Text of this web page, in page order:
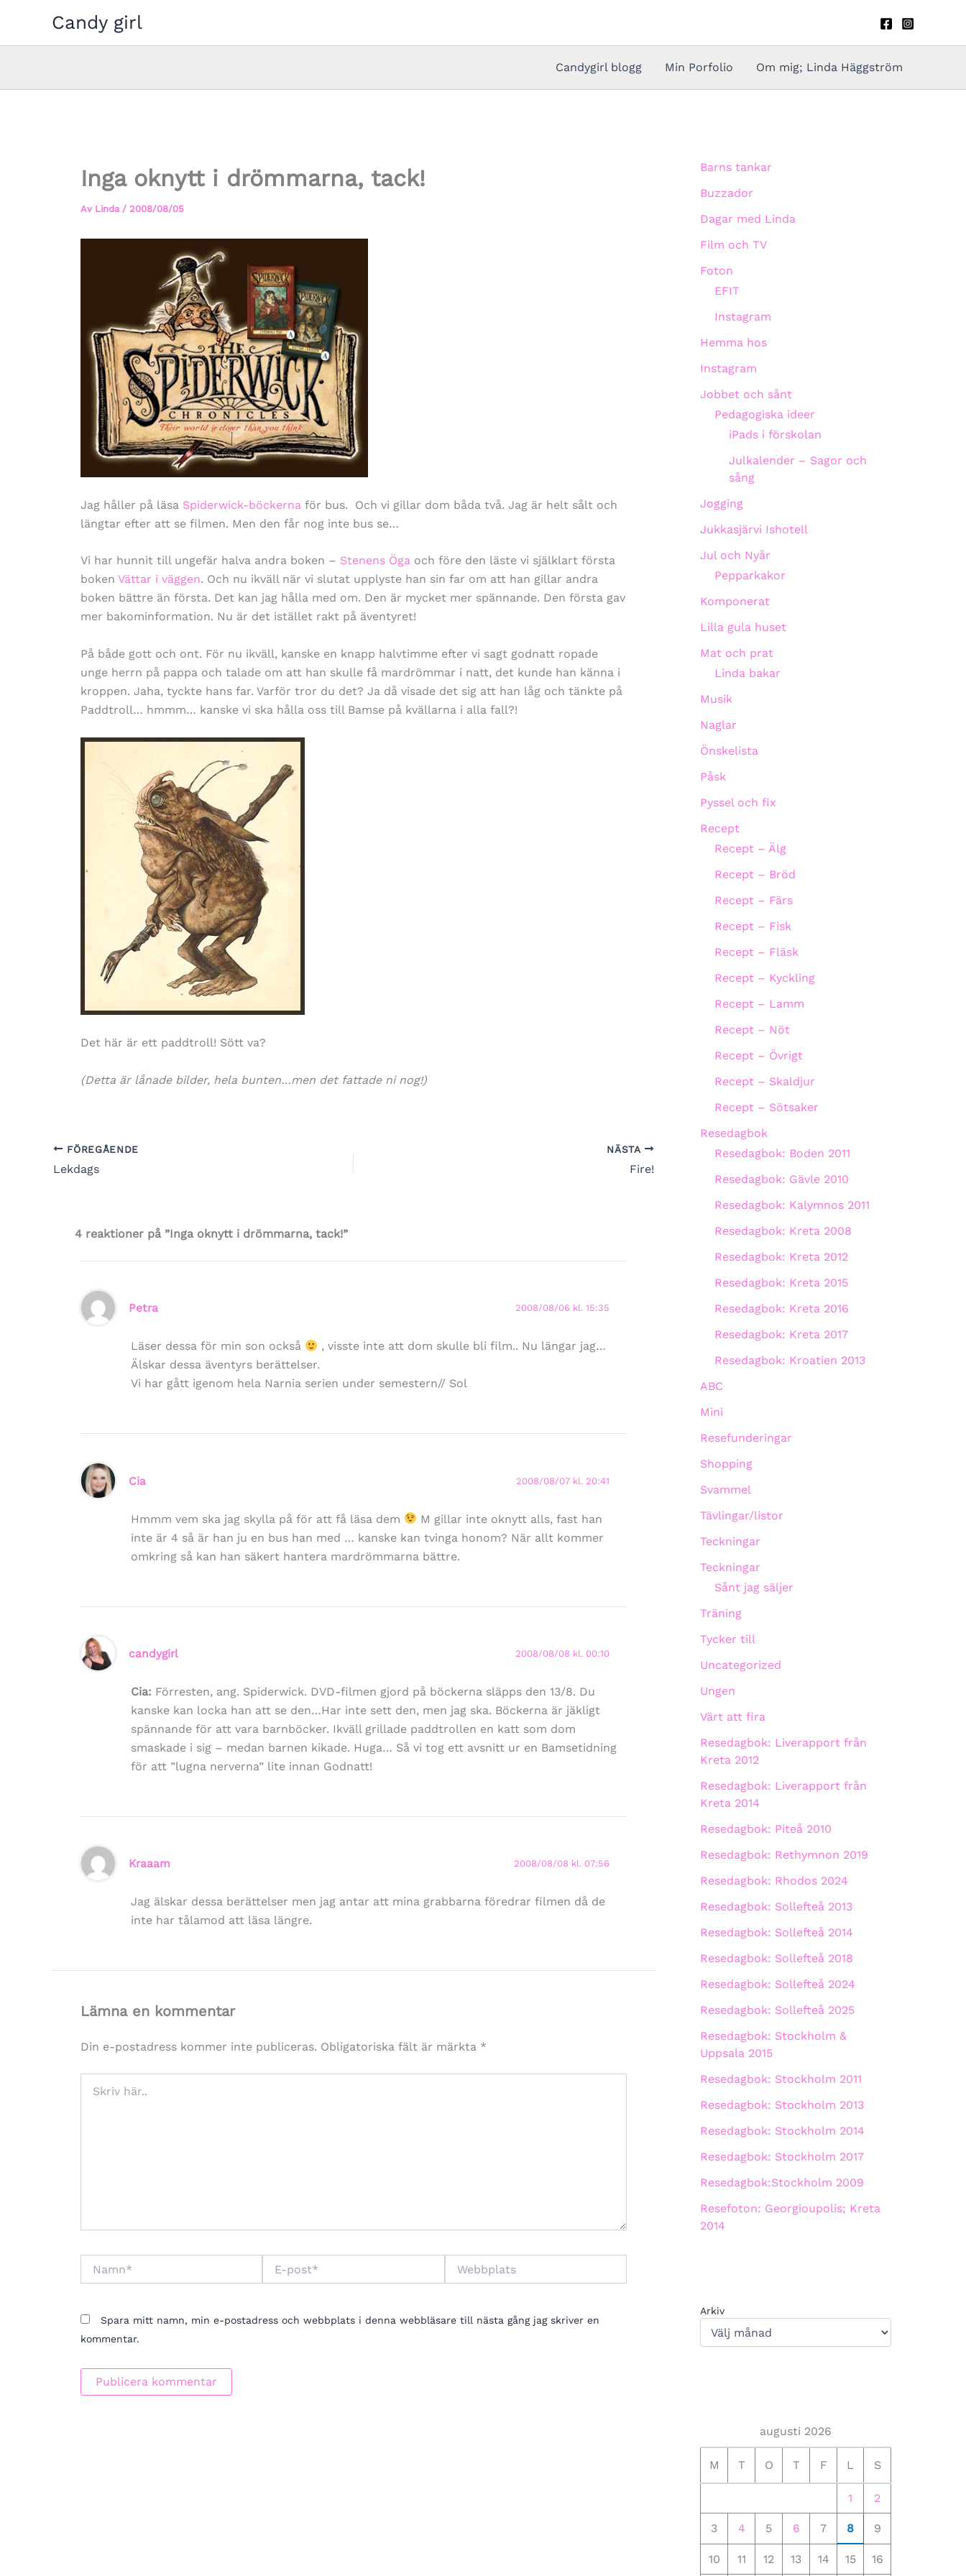
innehåll
Candy girl
Candygirl blogg Min Porfolio Om mig; Linda Häggström
Inga oknytt i drömmarna, tack!
Av Linda / 2008/08/05
Jag håller på läsa Spiderwick-böckerna för bus. Och vi gillar dom båda två. Jag är helt sålt och
längtar efter att se filmen. Men den får nog inte bus se…
Vi har hunnit till ungefär halva andra boken – Stenens Öga och före den läste vi själklart första
boken Vättar i väggen. Och nu ikväll när vi slutat upplyste han sin far om att han gillar andra
boken bättre än första. Det kan jag hålla med om. Den är mycket mer spännande. Den första gav
mer bakominformation. Nu är det istället rakt på äventyret!
På både gott och ont. För nu ikväll, kanske en knapp halvtimme efter vi sagt godnatt ropade
unge herrn på pappa och talade om att han skulle få mardrömmar i natt, det kunde han känna i
kroppen. Jaha, tyckte hans far. Varför tror du det? Ja då visade det sig att han låg och tänkte på
Paddtroll… hmmm… kanske vi ska hålla oss till Bamse på kvällarna i alla fall?!
Det här är ett paddtroll! Sött va?
(Detta är lånade bilder, hela bunten…men det fattade ni nog!)
FÖREGÅENDE
Lekdags
NÄSTA
Fire!
4 reaktioner på ”Inga oknytt i drömmarna, tack!”
Petra 2008/08/06 kl. 15:35
Läser dessa för min son också
, visste inte att dom skulle bli film.. Nu längar jag…
Älskar dessa äventyrs berättelser.
Vi har gått igenom hela Narnia serien under semestern// Sol
Cia 2008/08/07 kl. 20:41
Hmmm vem ska jag skylla på för att få läsa dem
M gillar inte oknytt alls, fast han
inte är 4 så är han ju en bus han med … kanske kan tvinga honom? När allt kommer
omkring så kan han säkert hantera mardrömmarna bättre.
candygirl 2008/08/08 kl. 00:10
Cia: Förresten, ang. Spiderwick. DVD-filmen gjord på böckerna släpps den 13/8. Du
kanske kan locka han att se den…Har inte sett den, men jag ska. Böckerna är jäkligt
spännande för att vara barnböcker. Ikväll grillade paddtrollen en katt som dom
smaskade i sig – medan barnen kikade. Huga… Så vi tog ett avsnitt ur en Bamsetidning
för att ”lugna nerverna” lite innan Godnatt!
Kraaam 2008/08/08 kl. 07:56
Jag älskar dessa berättelser men jag antar att mina grabbarna föredrar filmen då de
inte har tålamod att läsa längre.
Lämna en kommentar
Din e-postadress kommer inte publiceras. Obligatoriska fält är märkta *
här..
post*
Spara mitt namn, min e-postadress och webbplats i denna webbläsare till nästa gång jag skriver en
kommentar.
Barns tankar
Buzzador
Dagar med Linda
Film och TV
Foton
EFIT
Instagram
Hemma hos
Instagram
Jobbet och sånt
Pedagogiska ideer
iPads i förskolan
Julkalender – Sagor och
sång
Jogging
Jukkasjärvi Ishotell
Jul och Nyår
Pepparkakor
Komponerat
Lilla gula huset
Mat och prat
Linda bakar
Musik
Naglar
Önskelista
Påsk
Pyssel och fix
Recept
Recept – Älg
Recept – Bröd
Recept – Färs
Recept – Fisk
Recept – Fläsk
Recept – Kyckling
Recept – Lamm
Recept – Nöt
Recept – Övrigt
Recept – Skaldjur
Recept – Sötsaker
Resedagbok
Resedagbok: Boden 2011
Resedagbok: Gävle 2010
Resedagbok: Kalymnos 2011
Resedagbok: Kreta 2008
Resedagbok: Kreta 2012
Resedagbok: Kreta 2015
Resedagbok: Kreta 2016
Resedagbok: Kreta 2017
Resedagbok: Kroatien 2013
ABC
Mini
Resefunderingar
Shopping
Svammel
Tävlingar/listor
Teckningar
Teckningar
Sånt jag säljer
Träning
Tycker till
Uncategorized
Ungen
Värt att fira
Resedagbok: Liverapport från
Kreta 2012
Resedagbok: Liverapport från
Kreta 2014
Resedagbok: Piteå 2010
Resedagbok: Rethymnon 2019
Resedagbok: Rhodos 2024
Resedagbok: Sollefteå 2013
Resedagbok: Sollefteå 2014
Resedagbok: Sollefteå 2018
Resedagbok: Sollefteå 2024
Resedagbok: Sollefteå 2025
Resedagbok: Stockholm &
Uppsala 2015
Resedagbok: Stockholm 2011
Resedagbok: Stockholm 2013
Resedagbok: Stockholm 2014
Resedagbok: Stockholm 2017
Resedagbok:Stockholm 2009
Resefoton: Georgioupolis; Kreta
2014
Arkiv
augusti 2026
M T O T F L S
1 2
3 4 5 6 7 8 9
10 11 12 13 14 15 16